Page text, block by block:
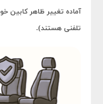
آماده تغییر ظاهر کابین
تلفنی هستند).